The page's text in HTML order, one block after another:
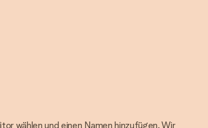
wählen und einen Namen hinzufügen. Wir